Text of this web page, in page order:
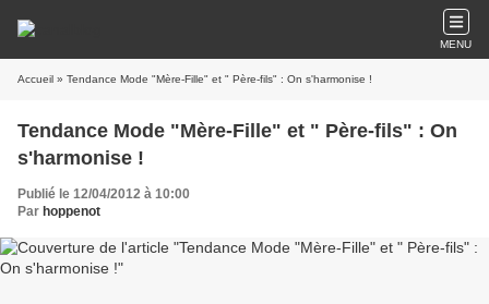
MENU
Accueil » Tendance Mode "Mère-Fille" et " Père-fils" : On s'harmonise !
Tendance Mode "Mère-Fille" et " Père-fils" : On
s'harmonise !
Publié le 12/04/2012 à 10:00
Par hoppenot